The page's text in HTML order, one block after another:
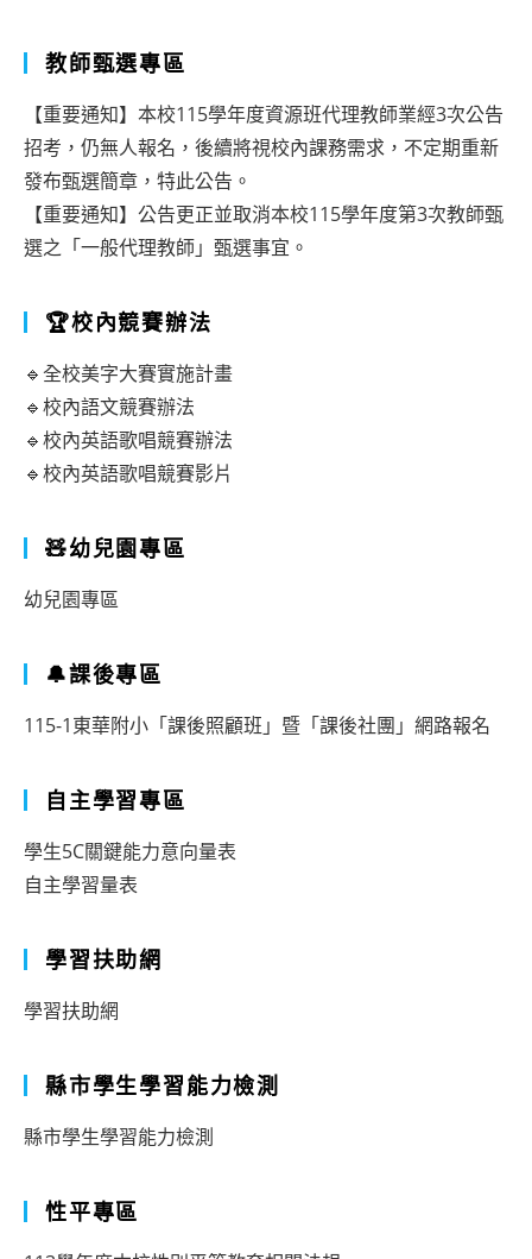
教師甄選專區
【重要通知】本校115學年度資源班代理教師業經3次公告
招考，仍無人報名，後續將視校內課務需求，不定期重新
發布甄選簡章，特此公告。
【重要通知】公告更正並取消本校115學年度第3次教師甄
選之「一般代理教師」甄選事宜。
🏆校內競賽辦法
🔹全校美字大賽實施計畫
🔹校內語文競賽辦法
🔹校內英語歌唱競賽辦法
🔹校內英語歌唱競賽影片
🧸幼兒園專區
幼兒園專區
🔔課後專區
115-1東華附小「課後照顧班」暨「課後社團」網路報名
自主學習專區
學生5C關鍵能力意向量表
自主學習量表
學習扶助網
學習扶助網
縣市學生學習能力檢測
縣市學生學習能力檢測
性平專區